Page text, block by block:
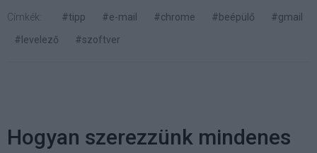
Címkék: #tipp #e-mail #chrome #beépülő
#gmail
#levelező
#szoftver
Hogyan szerezzünk mindenes